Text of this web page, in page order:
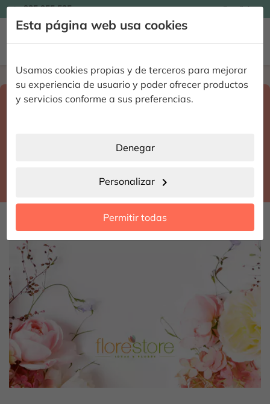
Esta página web usa cookies
Usamos cookies propias y de terceros para mejorar
su experiencia de usuario y poder ofrecer productos
y servicios conforme a sus preferencias.
Denegar
Personalizar chevron_right
Permitir todas
935 955 525 Español
 
Home Enviar flores a domicilio Cáceres
Selecciona destino y fecha de entrega